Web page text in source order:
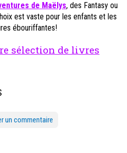
de Maëlys, des Fantasy ou
est vaste pour les enfants et les
ébouriffantes!
sélection de livres
un commentaire